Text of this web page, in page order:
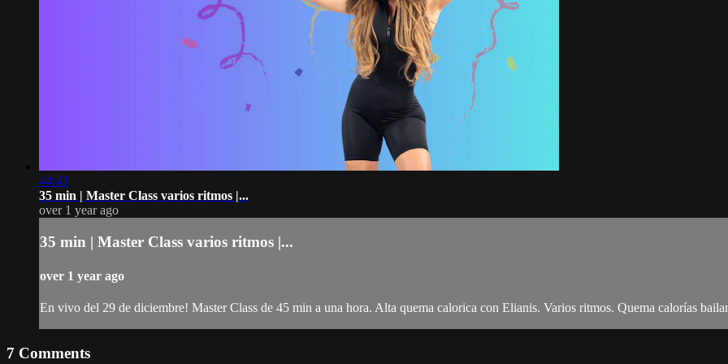
44:43
35 min | Master Class varios ritmos |...
over 1 year ago
35 min | Master Class varios ritmos |...
over 1 year ago
En vivo del 29 de diciembre! Master Class de 45 min a una hora. Alta quema calorica con Elianis. Varios ritmos. Quema calorías
7 Comments